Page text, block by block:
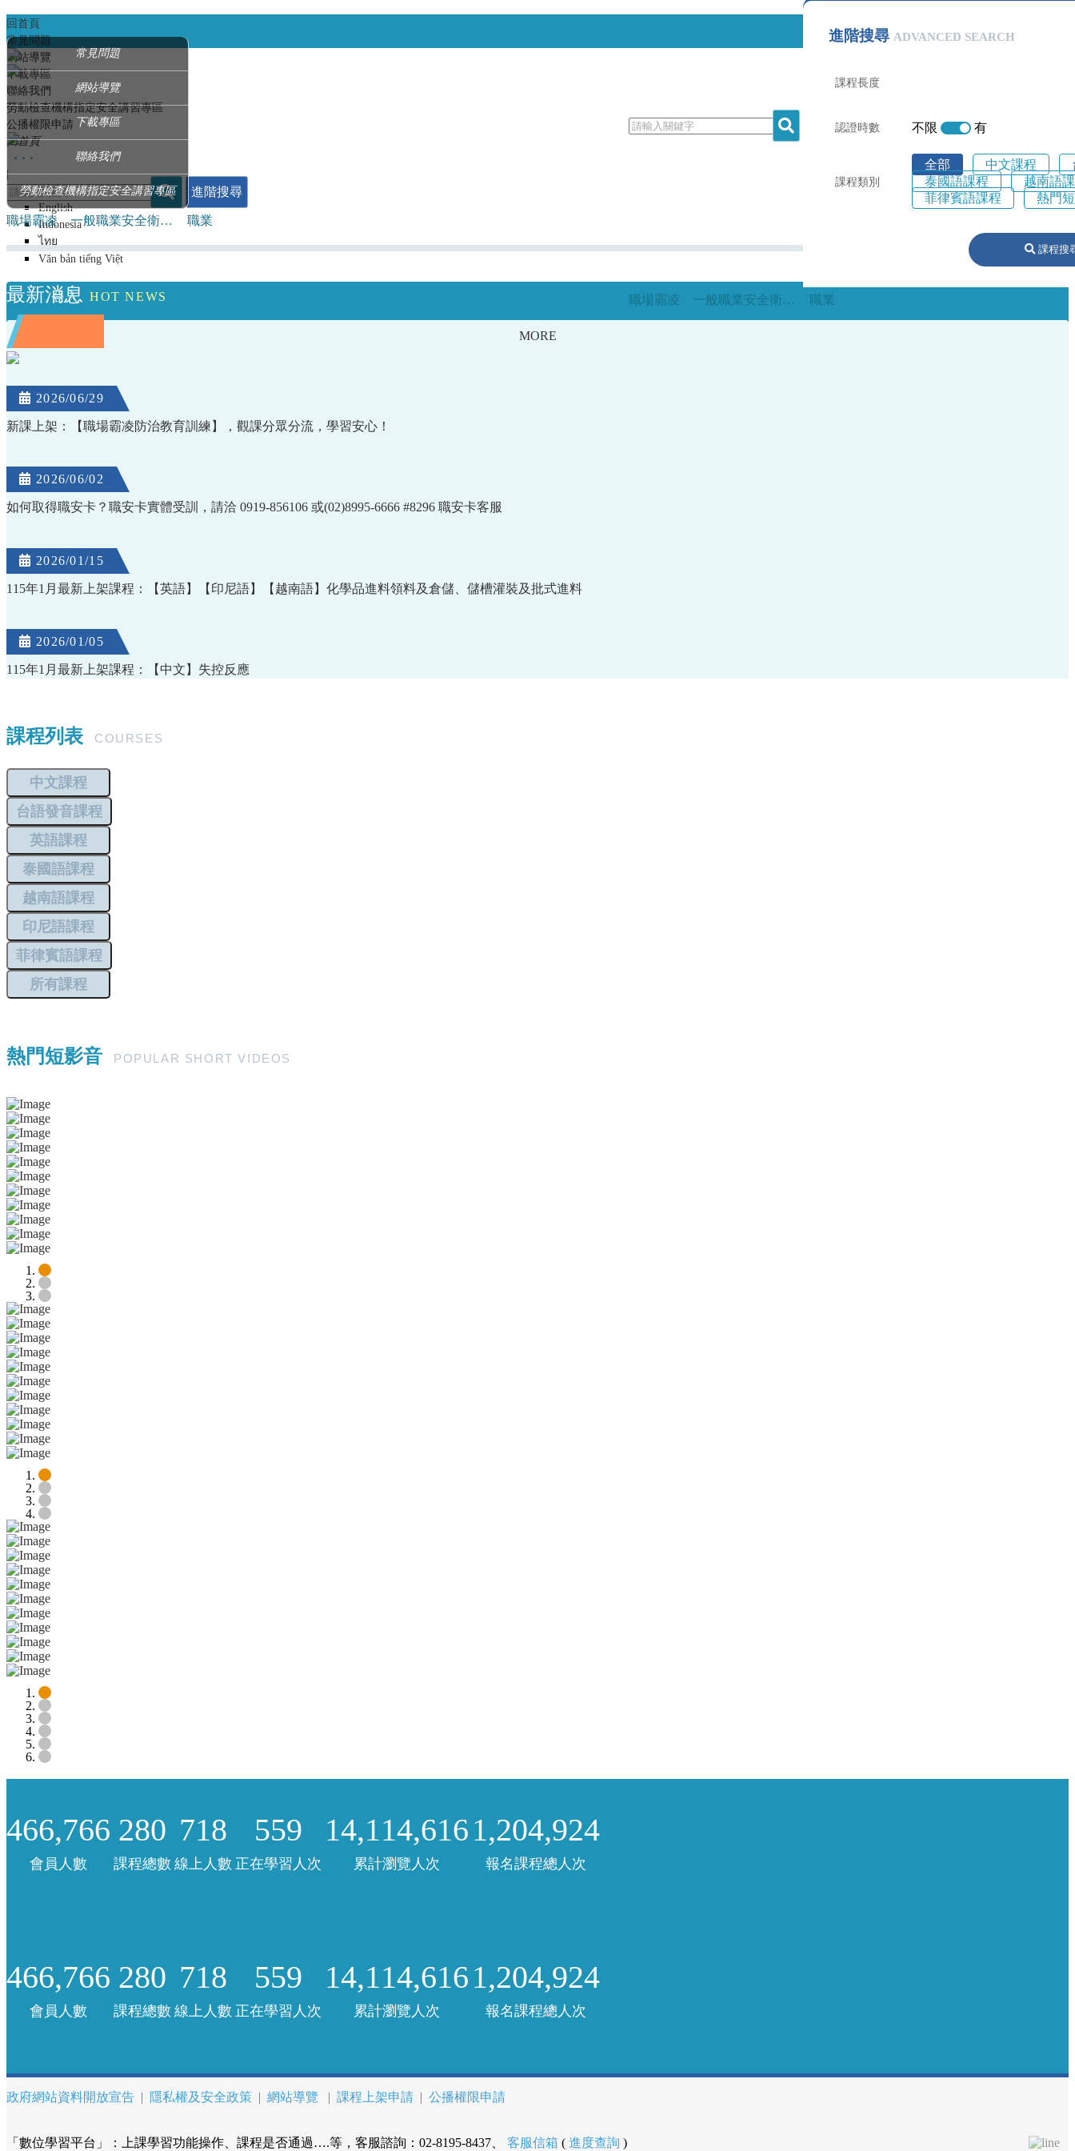
回首頁
常見問題
網站導覽
下載專區
聯絡我們
勞動檢查機構指定安全講習專區
公播權限申請
回首頁
‧ ‧ ‧
常見問題
網站導覽
下載專區
聯絡我們
勞動檢查機構指定安全講習專區
|
Language
English
Indonesia
ไทย
Văn bản tiếng Việt
登入
進階搜尋 ADVANCED SEARCH
課程長度
認證時數 不限 有
課程類別
全部 中文課程
泰國語課程
越南語
菲律賓語課程
熱門
課程搜
職場霸凌 一般職業安全衛生教育訓練課程 職業
進階搜尋
職場霸凌 一般職業安全衛生教育訓練課程 職業
最新消息 HOT NEWS
MORE
2026/06/29
新課上架：【職場霸凌防治教育訓練】，觀課分眾分流，學習安心！
2026/06/02
如何取得職安卡？職安卡實體受訓，請洽 0919-856106 或(02)8995-6666 #8296 職安卡客服
2026/01/15
115年1月最新上架課程：【英語】【印尼語】【越南語】化學品進料領料及倉儲、儲槽灌裝及批式進料
2026/01/05
115年1月最新上架課程：【中文】失控反應
課程列表 COURSES
中文課程
台語發音課程
英語課程
泰國語課程
越南語課程
印尼語課程
菲律賓語課程
所有課程
熱門短影音 POPULAR SHORT VIDEOS
466,766
會員人數
280
課程總數
718
線上人數
559
正在學習人次
14,114,616
累計瀏覽人次
1,204,924
報名課程總人次
466,766
會員人數
280
課程總數
718
線上人數
559
正在學習人次
14,114,616
累計瀏覽人次
1,204,924
報名課程總人次
政府網站資料開放宣告 | 隱私權及安全政策 | 網站導覽 | 課程上架申請 | 公播權限申請
「數位學習平台」：上課學習功能操作、課程是否通過….等，客服諮詢：02-8195-8437、 客服信箱 ( 進度查詢 )